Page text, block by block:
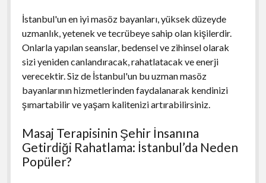
İstanbul'un en iyi masöz bayanları, yüksek düzeyde
uzmanlık, yetenek ve tecrübeye sahip olan kişilerdir.
Onlarla yapılan seanslar, bedensel ve zihinsel olarak
sizi yeniden canlandıracak, rahatlatacak ve enerji
verecektir. Siz de İstanbul'un bu uzman masöz
bayanlarının hizmetlerinden faydalanarak kendinizi
şımartabilir ve yaşam kalitenizi artırabilirsiniz.
Masaj Terapisinin Şehir İnsanına
Getirdiği Rahatlama: İstanbul’da Neden
Popüler?